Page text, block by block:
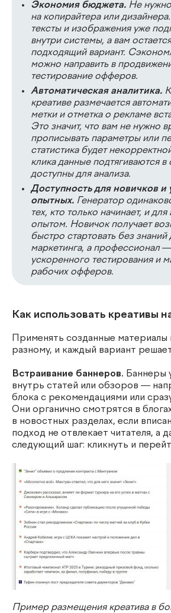
Экономия бюджета. Не нужно
на копирайтера или
тексты и изображения уже
внутри системы, а вам
подходящий вариант.
можно направить в
тестирование офферов.
Автоматическая аналитика.
креативе размечается
метки и отметка о рекламе
Это значит, что вам не нужно
прописывать параметры или
статистика будет
клика данные подтягиваются в
доступны для анализа.
Доступность для новичков и
опытных. Генератор
тех, кто только начинает, и
опытом. Новичок получает
быстро стартовать без знаний
маркетинга, а профессионал
ускоренного тестирования и
рабочих офферов.
Как использовать креативы
Применять созданные
разному, и каждый вариант
Встраивание баннеров. Баннеры
внутрь статей или обзоров —
блока с рекомендациями или
Они органично смотрятся в
в новостных разделах, если
подход не отвлекает читателя, а
следующий шаг: кликнуть и
Пример размещения креатива в